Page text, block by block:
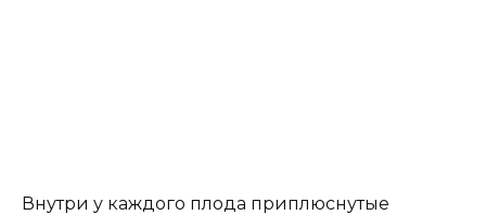
Внутри у каждого плода приплюснутые